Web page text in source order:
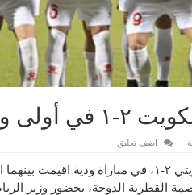
اضف تعليق
فاز منتخب لبنان لكرة القدم على نظيره الكويتي ٢-١، في مباراة
القطرية الدوحة، بحضور وزير